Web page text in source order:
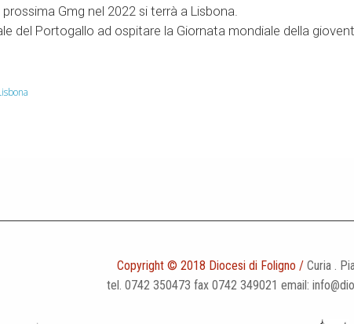
Gmg nel 2022 si terrà a Lisbona.
del Portogallo ad ospitare la Giornata mondiale della
Copyright © 2018 Diocesi di Foligno / Curia .
tel. 0742 350473 fax 0742 349021 email: